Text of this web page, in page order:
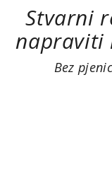
Stvarni
napraviti
Bez